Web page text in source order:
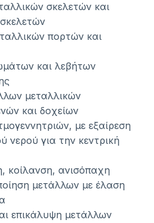
σκελετών και
πορτών και
και λεβήτων
μεταλλικών
και δοχείων
με εξαίρεση
νερού για την κεντρική
κοίλανση, ανισόπαχη
μετάλλων με έλαση
επικάλυψη μετάλλων